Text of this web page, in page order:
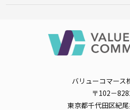
バリューコマース
〒102－
東京都千代田区紀